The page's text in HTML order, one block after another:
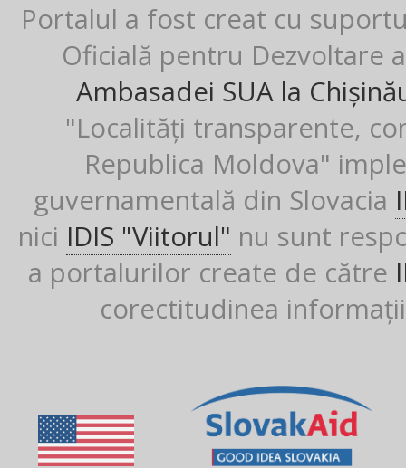
Portalul a fost creat cu
Oficială pentru Dezvoltare
Ambasadei SUA la
"Localități transparente,
Republica Moldova"
guvernamentală din Slovacia
nici IDIS "Viitorul" nu sunt
a portalurilor create de către
corectitudinea